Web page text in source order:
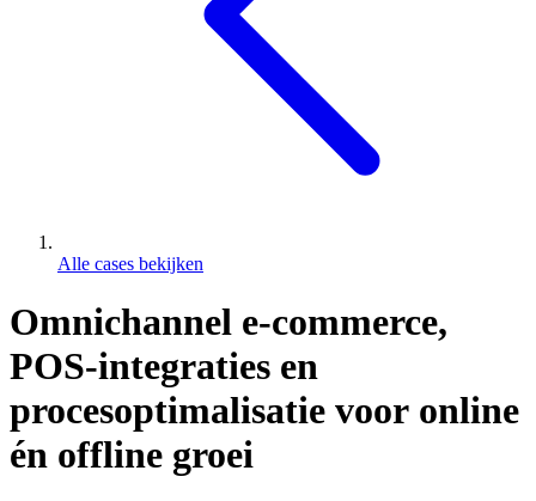
Alle cases bekijken
Omnichannel e-commerce,
Omnichannel e-commerce,
POS-integraties en
procesoptimalisatie voor online
én offline groei